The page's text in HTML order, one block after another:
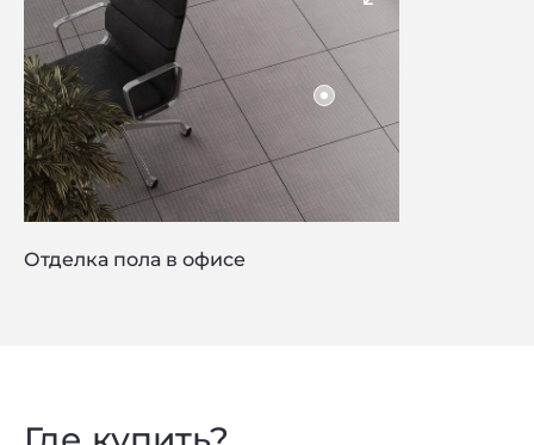
Отделка пола в офисе